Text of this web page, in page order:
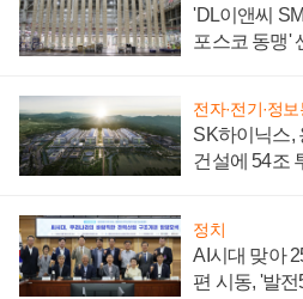
'DL이앤씨
포스코 동맹'
전자·전기·정
SK하이닉스,
건설에 54조
정치
AI시대 맞아
편 시동, '발